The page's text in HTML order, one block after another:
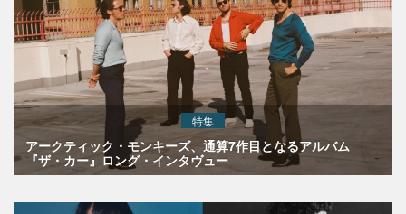
特集
アークティック・モンキーズ、通算7作目となるアルバム
『ザ・カー』ロング・インタヴュー